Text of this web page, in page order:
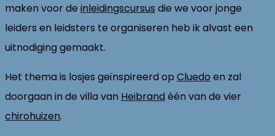
maken voor de inleidingscursus die we voor jonge
leiders en leidsters te organiseren heb ik alvast een
uitnodiging gemaakt.
Het thema is losjes geïnspireerd op Cluedo en zal
doorgaan in de villa van Heibrandéén van de vier
chirohuizen.